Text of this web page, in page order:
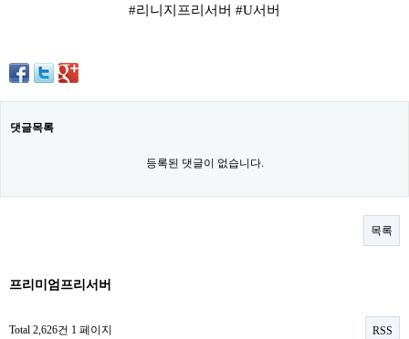
#리니지프리서버 #U서버
댓글목록
등록된 댓글이 없습니다.
목록
프리미엄프리서버
Total 2,626건 1 페이지 RSS